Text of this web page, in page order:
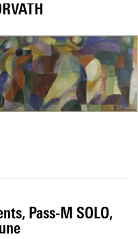
Pass-M SOLO,